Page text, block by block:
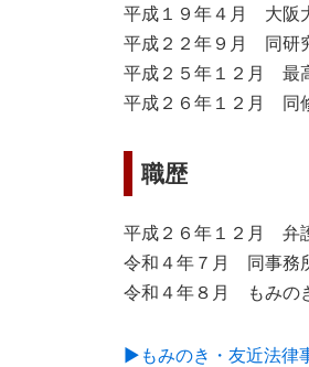
平成１９年４月 大阪
平成２２年９月 同研
平成２５年１２月 最
平成２６年１２月 同
職歴
平成２６年１２月 弁
令和４年７月 同事務
令和４年８月 もみの
▶︎もみのき・友近法律